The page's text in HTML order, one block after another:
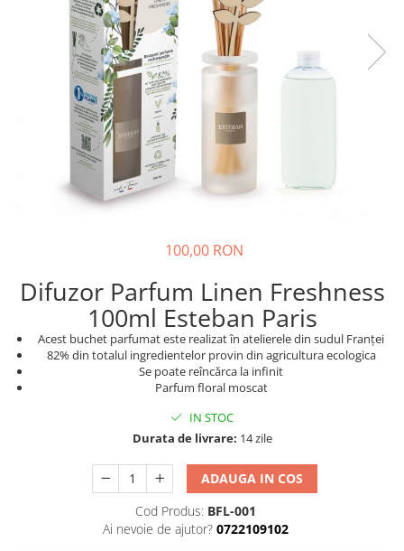
100,00 RON
Difuzor Parfum Linen Freshness
100ml Esteban Paris
Acest buchet parfumat este realizat în atelierele din sudul Franței
82% din totalul ingredientelor provin din agricultura ecologica
Se poate reîncărca la infinit
Parfum floral moscat
IN STOC
Durata de livrare: 14 zile
ADAUGA IN COS
Cod Produs: BFL-001
Ai nevoie de ajutor? 0722109102